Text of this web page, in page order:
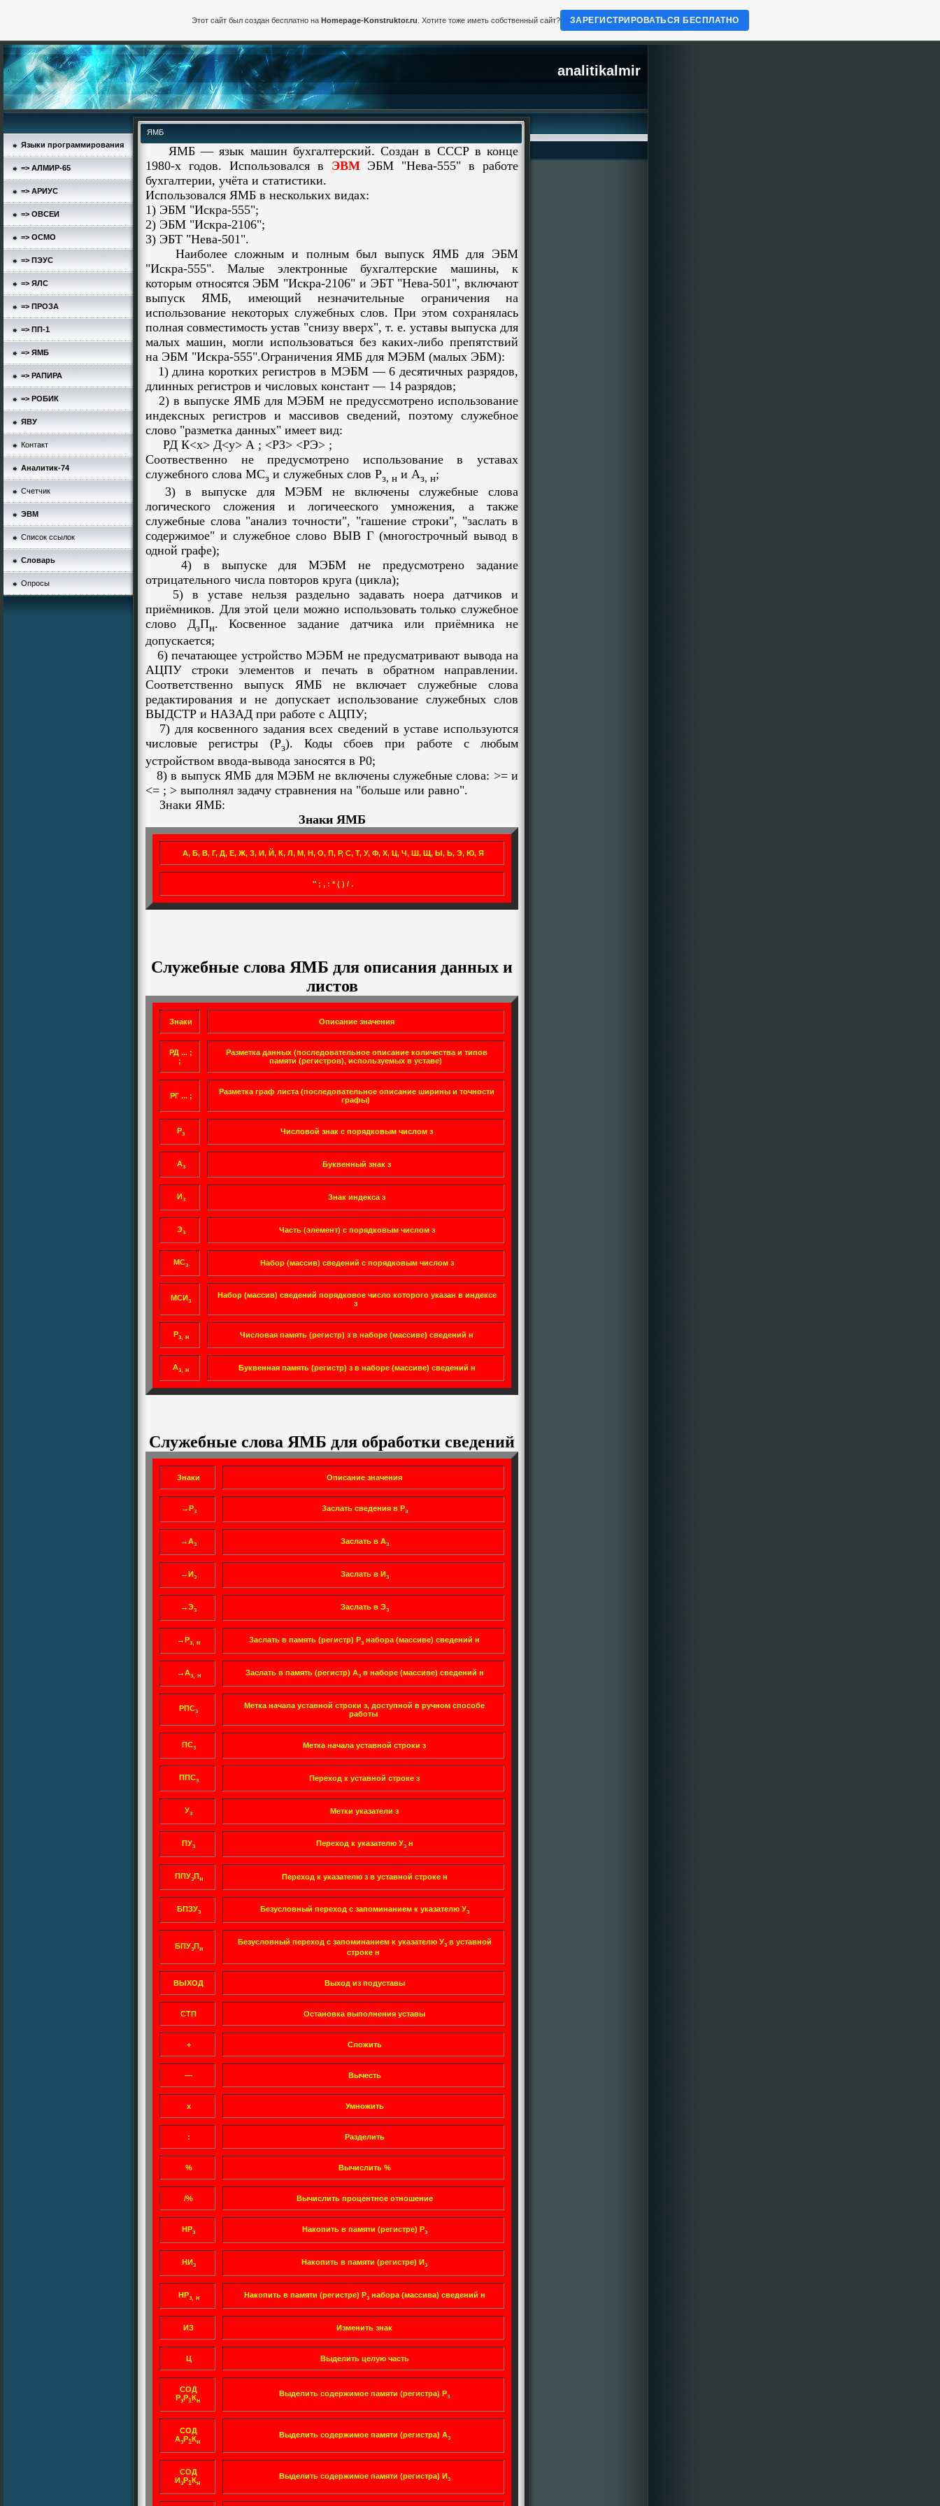
analitikalmir
Языки программирования
=> АЛМИР-65
=> АРИУС
=> ОВСЕИ
=> ОСМО
=> ПЭУС
=> ЯЛС
=> ПРОЗА
=> ПП-1
=> ЯМБ
=> РАПИРА
=> РОБИК
ЯВУ
Контакт
Аналитик-74
Счетчик
ЭВМ
Список ссылок
Словарь
Опросы
ЯМБ
ЯМБ — язык машин бухгалтерский. Создан в СССР в конце
1980-х годов. Использовался в ЭВМЭБМ "Нева-555" в работе
бухгалтерии, учёта и статистики.
Использовался ЯМБ в нескольких видах:
1) ЭБМ "Искра-555";
2) ЭБМ "Искра-2106";
3) ЭБТ "Нева-501".
Наиболее сложным и полным был выпуск ЯМБ для ЭБМ
"Искра-555". Малые электронные бухгалтерские машины, к
которым относятся ЭБМ "Искра-2106" и ЭБТ "Нева-501", включают
выпуск ЯМБ, имеющий незначительные ограничения на
использование некоторых служебных слов. При этом сохранялась
полная совместимость устав "снизу вверх", т. е. уставы выпуска для
малых машин, могли использоваться без каких-либо препятствий
на ЭБМ "Искра-555".Ограничения ЯМБ для МЭБМ (малых ЭБМ):
1) длина коротких регистров в МЭБМ — 6 десятичных разрядов,
длинных регистров и числовых констант — 14 разрядов;
2) в выпуске ЯМБ для МЭБМ не предуссмотрено использование
индексных регистров и массивов сведений, поэтому служебное
слово "разметка данных" имеет вид:
РД К<х> Д<у> А ; <РЗ> <РЭ> ;
Соотвественно не предусмотрено использование в уставах
служебного слова МСз и служебных слов Рз, н и Аз, н;
3) в выпуске для МЭБМ не включены служебные слова
логического сложения и логичееского умножения, а также
служебные слова "анализ точности", "гашение строки", "заслать в
содержимое" и служебное слово ВЫВ Г (многострочный вывод в
одной графе);
4) в выпуске для МЭБМ не предусмотрено задание
отрицательного числа повторов круга (цикла);
5) в уставе нельзя раздельно задавать ноера датчиков и
приёмников. Для этой цели можно использовать только служебное
слово ДзПн. Косвенное задание датчика или приёмника не
допускается;
6) печатающее устройство МЭБМ не предусматривают вывода на
АЦПУ строки элементов и печать в обратном направлении.
Соответственно выпуск ЯМБ не включает служебные слова
редактирования и не допускает использование служебных слов
ВЫДСТР и НАЗАД при работе с АЦПУ;
7) для косвенного задания всех сведений в уставе используются
числовые регистры (Рз). Коды сбоев при работе с любым
устройством ввода-вывода заносятся в Р0;
8) в выпуск ЯМБ для МЭБМ не включены служебные слова: >= и
<= ; > выполнял задачу стравнения на "больше или равно".
Знаки ЯМБ:
Знаки ЯМБ
А, Б, В, Г, Д, Е, Ж, З, И, Й, К, Л, М, Н, О, П, Р, С, Т, У, Ф, Х, Ц, Ч, Ш, Щ, Ы, Ь, Э, Ю, Я
" ; , : * ( ) / .
Служебные слова ЯМБ для описания данных и
листов
Знаки Описание значения
РД ... ;
;
Разметка данных (последовательное описание количества и типов
памяти (регистров), используемых в уставе)
РГ ... ;
Разметка граф листа (последовательное описание ширины и точности
графы)
Рз Числовой знак с порядковым числом з
Аз Буквенный знак з
Из Знак индекса з
Эз Часть (элемент) с порядковым числом з
МСз Набор (массив) сведений с порядковым числом з
МСИз
Набор (массив) сведений порядковое число которого указан в индексе
з
Рз, н Числовая память (регистр) з в наборе (массиве) сведений н
Аз, н Буквенная память (регистр) з в наборе (массиве) сведений н
Служебные слова ЯМБ для обработки сведений
Знаки Описание значения
→Рз Заслать сведения в Рз
→Аз Заслать в Аз
→Из Заслать в Из
→Эз Заслать в Эз
→Рз, н Заслать в память (регистр) Рз набора (массиве) сведений н
→Аз, н Заслать в память (регистр) Азв наборе (массиве) сведений н
РПСз
Метка начала уставной строки з, доступной в ручном способе
работы
ПСз Метка начала уставной строки з
ППСз Переход к уставной строке з
Уз Метки указатели з
ПУз Переход к указателю Узн
ППУзПн Переход к указателю з в уставной строке н
БПЗУз Безусловный переход с запоминанием к указателю Уз
БПУзПн
Безусловный переход с запоминанием к указателю Узв уставной
строке н
ВЫХОД Выход из подуставы
СТП Остановка выполнения уставы
+ Сложить
— Вычесть
х Умножить
: Разделить
% Вычислить %
/% Вычислить процентное отношение
НРз Накопить в памяти (регистре) Рз
НИз Накопить в памяти (регистре) Из
НРз, н Накопить в памяти (регистре) Рзнабора (массива) сведений н
ИЗ Изменить знак
Ц Выделить целую часть
СОД
РзР1 Кн
Выделить содержимое памяти (регистра) Рз
СОД
АзР1 Кн
Выделить содержимое памяти (регистра) Аз
СОД
ИзР1 Кн
Выделить содержимое памяти (регистра) Из
Этот сайт был создан бесплатно на Homepage-Konstruktor.ru . Хотите тоже иметь собственный сайт? ЗАРЕГИСТРИРОВАТЬСЯ БЕСПЛАТНО